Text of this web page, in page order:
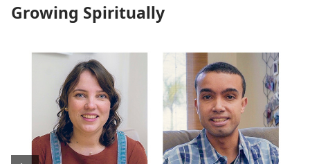
Growing Spiritually